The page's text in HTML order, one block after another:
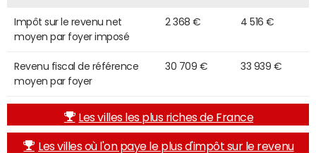
Impôt sur le revenu net
moyen par foyer imposé
2 368 € 4 516 €
Revenu fiscal de référence
moyen par foyer
30 709 € 33 939 €
Les villes les plus riches de France
Les villes où l'on paye le plus d'impôt sur le revenu